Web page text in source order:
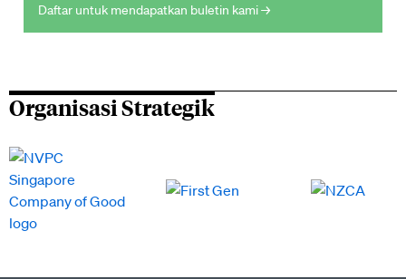
Daftar untuk mendapatkan buletin kami →
Organisasi Strategik